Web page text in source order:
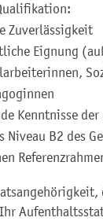
Zuverlässigkeit
Eignung
Kenntnisse
Niveau B2 des